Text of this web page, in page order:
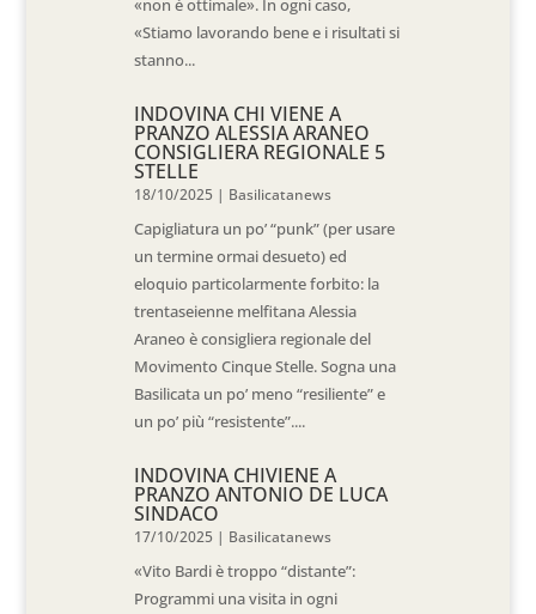
«non è ottimale». In ogni caso,
«Stiamo lavorando bene e i risultati si
stanno...
INDOVINA CHI VIENE A
PRANZO ALESSIA ARANEO
CONSIGLIERA REGIONALE 5
STELLE
18/10/2025 | Basilicatanews
Capigliatura un po’ “punk” (per usare
un termine ormai desueto) ed
eloquio particolarmente forbito: la
trentaseienne melfitana Alessia
Araneo è consigliera regionale del
Movimento Cinque Stelle. Sogna una
Basilicata un po’ meno “resiliente” e
un po’ più “resistente”....
INDOVINA CHIVIENE A
PRANZO ANTONIO DE LUCA
SINDACO
17/10/2025 | Basilicatanews
«Vito Bardi è troppo “distante”:
Programmi una visita in ogni